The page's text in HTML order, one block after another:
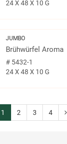
24 X 48 X 10 G
JUMBO
Brühwürfel Aroma
#5432-1
24 X 48 X 10 G
1 2 3 4